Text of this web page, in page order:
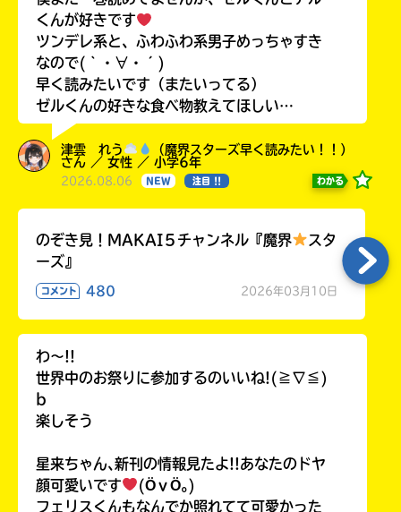
くんが好きです
ツンデレ系と、ふわふわ系男子めっちゃすき
なので(｀・∀・´)
早く読みたいです（またいってる）
ゼルくんの好きな食べ物教えてほしい…
津雲 れう
（魔界スターズ早く読みたい！！）
さん ／ 女性 ／ 小学6年
2026.08.06 NEW 注目 !! わかる
のぞき見！MAKAI５チャンネル『魔界
スタ
ーズ』
コメント 480 2026年03月10日
わ〜!!
世界中のお祭りに参加するのいいね!(≧∇≦)
b
楽しそう
星来ちゃん､新刊の情報見たよ!!あなたのドヤ
顔可愛いです
(ӦｖӦ｡)
フェリスくんもなんでか照れてて可愛かった